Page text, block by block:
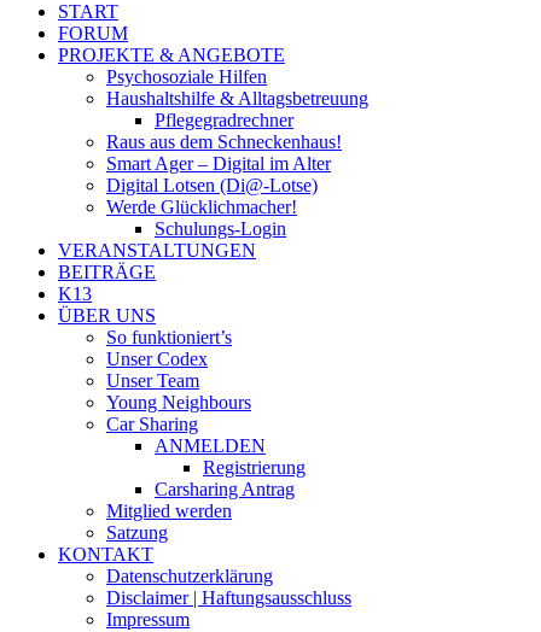
START
FORUM
PROJEKTE & ANGEBOTE
Psychosoziale Hilfen
Haushaltshilfe & Alltagsbetreuung
Pflegegradrechner
Raus aus dem Schneckenhaus!
Smart Ager – Digital im Alter
Digital Lotsen (Di@-Lotse)
Werde Glücklichmacher!
Schulungs-Login
VERANSTALTUNGEN
BEITRÄGE
K13
ÜBER UNS
So funktioniert’s
Unser Codex
Unser Team
Young Neighbours
Car Sharing
ANMELDEN
Registrierung
Carsharing Antrag
Mitglied werden
Satzung
KONTAKT
Datenschutzerklärung
Disclaimer | Haftungsausschluss
Impressum